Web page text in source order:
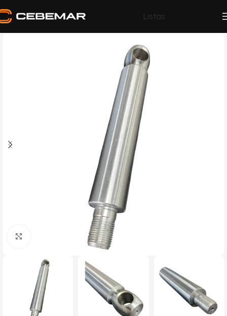
Listas
Click to enlarge